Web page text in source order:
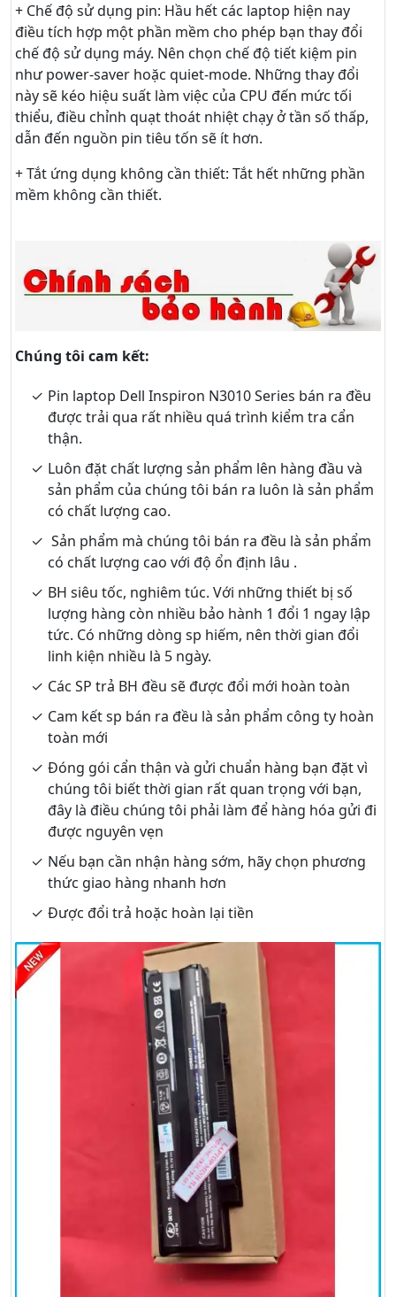
+ Chế độ sử dụng pin: Hầu hết các laptop hiện nay
điều tích hợp một phần mềm cho phép bạn thay đổi
chế độ sử dụng máy. Nên chọn chế độ tiết kiệm pin
như power-saver hoặc quiet-mode. Những thay đổi
này sẽ kéo hiệu suất làm việc của CPU đến mức tối
thiểu, điều chỉnh quạt thoát nhiệt chạy ở tần số thấp,
dẫn đến nguồn pin tiêu tốn sẽ ít hơn.
+ Tắt ứng dụng không cần thiết: Tắt hết những phần
mềm không cần thiết.
Chúng tôi cam kết:
Pin laptop Dell Inspiron N3010 Series bán ra đều
được trải qua rất nhiều quá trình kiểm tra cẩn
thận.
Luôn đặt chất lượng sản phẩm lên hàng đầu và
sản phẩm của chúng tôi bán ra luôn là sản phẩm
có chất lượng cao.
Sản phẩm mà chúng tôi bán ra đều là sản phẩm
có chất lượng cao với độ ổn định lâu .
BH siêu tốc, nghiêm túc. Với những thiết bị số
lượng hàng còn nhiều bảo hành 1 đổi 1 ngay lập
tức. Có những dòng sp hiếm, nên thời gian đổi
linh kiện nhiều là 5 ngày.
Các SP trả BH đều sẽ được đổi mới hoàn toàn
Cam kết sp bán ra đều là sản phẩm công ty hoàn
toàn mới
Đóng gói cẩn thận và gửi chuẩn hàng bạn đặt vì
chúng tôi biết thời gian rất quan trọng với bạn,
đây là điều chúng tôi phải làm để hàng hóa gửi đi
được nguyên vẹn
Nếu bạn cần nhận hàng sớm, hãy chọn phương
thức giao hàng nhanh hơn
Được đổi trả hoặc hoàn lại tiền